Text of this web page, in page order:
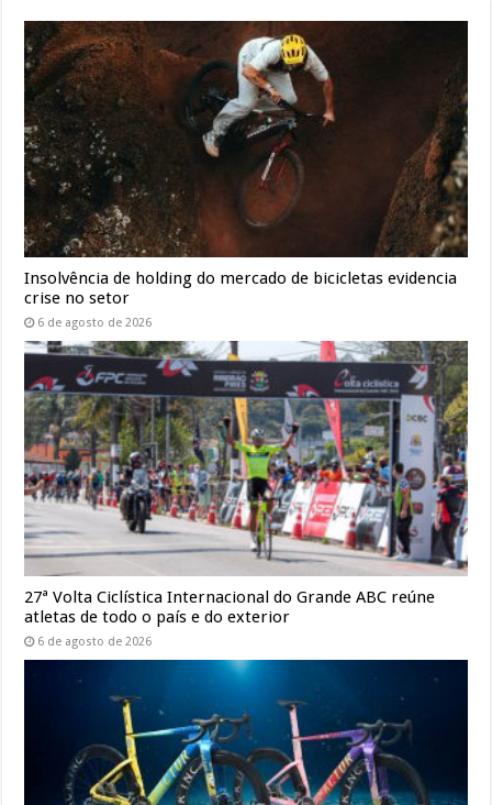
Insolvência de holding do mercado de bicicletas evidencia
crise no setor
6 de agosto de 2026
27ª Volta Ciclística Internacional do Grande ABC reúne
atletas de todo o país e do exterior
6 de agosto de 2026